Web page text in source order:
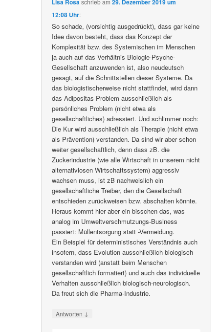
Lisa Rosaschriebam29. Dezember 2019 um
12:08 Uhr:
So schade, (vorsichtig ausgedrückt), dass gar keine
Idee davon besteht, dass das Konzept der
Komplexität bzw. des Systemischen im Menschen
ja auch auf das Verhältnis Biologie-Psyche-
Gesellschaft anzuwenden ist, also neudeutsch
gesagt, auf die Schnittstellen dieser Systeme. Da
das biologistischerweise nicht stattfindet, wird dann
das Adipositas-Problem ausschließlich als
persönliches Problem (nicht etwa als
gesellschaftliches) adressiert. Und schlimmer noch:
Die Kur wird ausschließlich als Therapie (nicht etwa
als Prävention) verstanden. Da sind wir aber schon
weiter gesellschaftlich, denn dass zB. die
Zuckerindustrie (wie alle Wirtschaft in unserem nicht
alternativlosen Wirtschaftssystem) aggressiv
wachsen muss, ist zB nachweislich ein
gesellschaftliche Treiber, den die Gesellschaft
entschieden zurückweisen bzw. abschalten könnte.
Heraus kommt hier aber ein bisschen das, was
analog im Umweltverschmutzungs-Business
passiert: Müllentsorgung statt -Vermeidung.
Ein Beispiel für deterministisches Verständnis auch
insofern, dass Evolution ausschließlich biologisch
verstanden wird (anstatt beim Menschen
gesellschaftlich formatiert) und auch das individuelle
Verhalten ausschließlich biologisch-neurologisch.
Da freut sich die Pharma-Industrie.
Antworten ↓